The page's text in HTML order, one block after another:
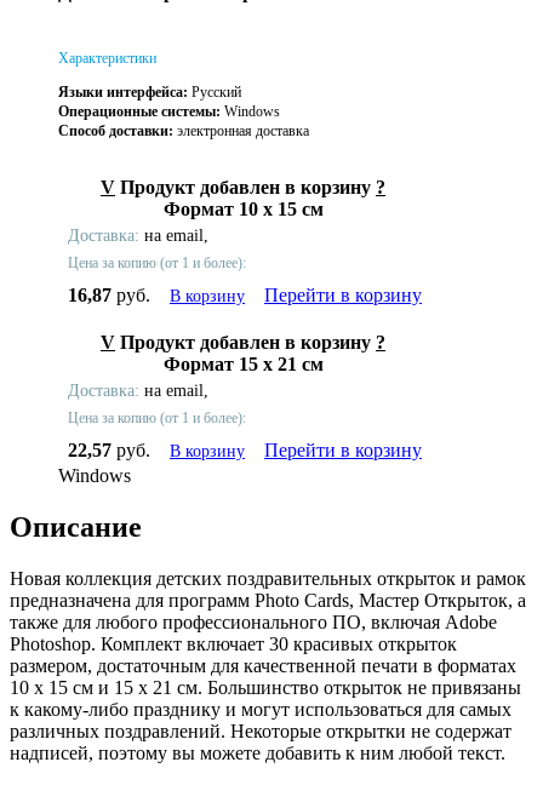
Характеристики
Языки интерфейса: Русский
Операционные системы: Windows
Способ доставки: электронная доставка
V Продукт добавлен в корзину ?
Формат 10 x 15 см
Доставка: на email,
Цена за копию (от 1 и более):
16,87 руб. В корзину Перейти в корзину
V Продукт добавлен в корзину ?
Формат 15 x 21 см
Доставка: на email,
Цена за копию (от 1 и более):
22,57 руб. В корзину
Перейти в корзину
Windows
Описание
Новая коллекция детских поздравительных открыток и рамок
предназначена для программ Photo Cards, Мастер Открыток, а
также для любого профессионального ПО, включая Adobe
Photoshop. Комплект включает 30 красивых открыток
размером, достаточным для качественной печати в форматах
10 x 15 см и 15 x 21 см. Большинство открыток не привязаны
к какому-либо празднику и могут использоваться для самых
различных поздравлений. Некоторые открытки не содержат
надписей, поэтому вы можете добавить к ним любой текст.